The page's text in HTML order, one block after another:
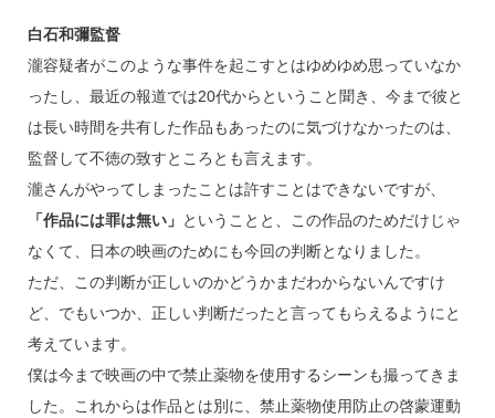
白石和彌監督
瀧容疑者がこのような事件を起こすとはゆめゆめ思っていなか
ったし、最近の報道では20代からということ聞き、今まで彼と
は長い時間を共有した作品もあったのに気づけなかったのは、
監督して不徳の致すところとも言えます。
瀧さんがやってしまったことは許すことはできないですが、
「作品には罪は無い」 ということと、この作品のためだけじゃ
なくて、日本の映画のためにも今回の判断となりました。
ただ、この判断が正しいのかどうかまだわからないんですけ
ど、でもいつか、正しい判断だったと言ってもらえるようにと
考えています。
僕は今まで映画の中で禁止薬物を使用するシーンも撮ってきま
した。これからは作品とは別に、禁止薬物使用防止の啓蒙運動